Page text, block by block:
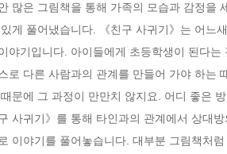
많은 그림책을 통해 가족의 모습과 감정을
게 풀어냈습니다. 《친구 사귀기》는 어느
야기입니다. 아이들에게 초등학생이 된다
로 다른 사람과의 관계를 만들어 가야 하는
문에 그 과정이 만만치 않지요. 어디 좋은
사귀기》를 통해 타인과의 관계에서 상대
이야기를 풀어놓습니다. 대부분 그림책처